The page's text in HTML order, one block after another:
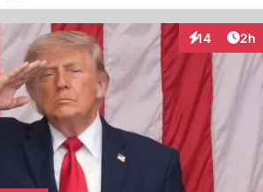
14
Interaktionen
2h